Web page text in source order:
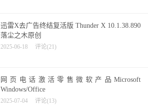
迅雷X去广告终结复活版 Thunder X 10.1.38.890
落尘之木原创
2025-06-18 评论(21)
网页电话激活零售微软产品Microsoft
Windows/Office
2025-07-04 评论(13)